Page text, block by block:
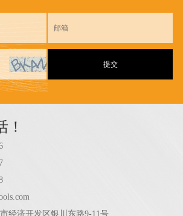
提交
！
经济开发区银川东路9-11号